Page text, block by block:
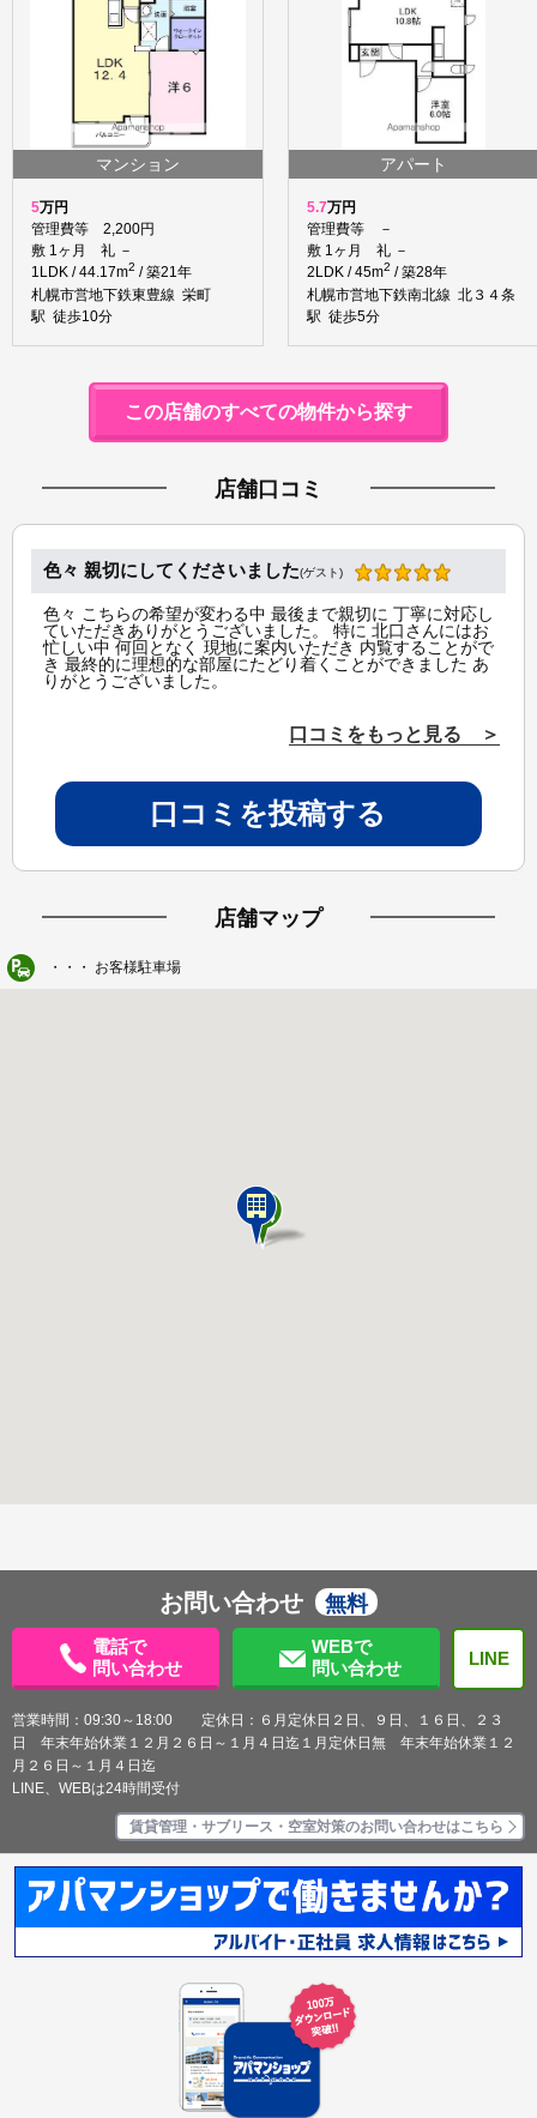
マンション
5万円
管理費等 2,200円
敷 1ヶ月 礼 －
1LDK / 44.17m2 / 築21年
札幌市営地下鉄東豊線 栄町
駅 徒歩10分
アパート
5.7万円
管理費等 －
敷 1ヶ月 礼 －
2LDK / 45m2 / 築28年
札幌市営地下鉄南北線 北３４条
駅 徒歩5分
この店舗のすべての物件から探す
店舗口コミ
色々 親切にしてくださいました(ゲスト)
色々 こちらの希望が変わる中 最後まで親切に 丁寧に対応し
ていただきありがとうございました。 特に 北口さんにはお
忙しい中 何回となく 現地に案内いただき 内覧することがで
き 最終的に理想的な部屋にたどり着くことができました あ
りがとうございました。
口コミをもっと見る ＞
口コミを投稿する
店舗マップ
・・・ お客様駐車場
お問い合わせ 無料
電話で
問い合わせ
WEBで
問い合わせ
LINE
営業時間：09:30～18:00 定休日：６月定休日２日、９日、１６日、２３
日 年末年始休業１２月２６日～１月４日迄１月定休日無 年末年始休業１２
月２６日～１月４日迄
LINE、WEBは24時間受付
賃貸管理・サブリース・空室対策のお問い合わせはこちら